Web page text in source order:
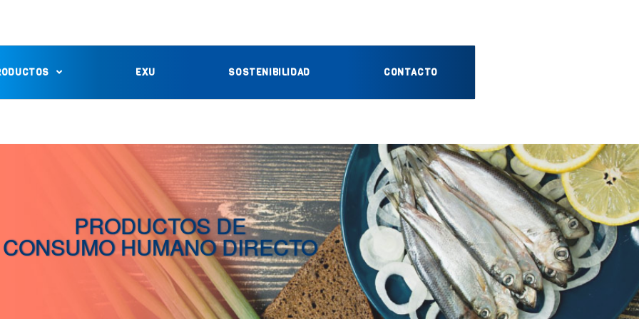
EXU SOSTENIBILIDAD CONTACTO
PRODUCTOS DE
CONSUMO HUMANO DIRECTO